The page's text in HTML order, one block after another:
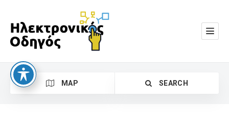
MAP SEARCH